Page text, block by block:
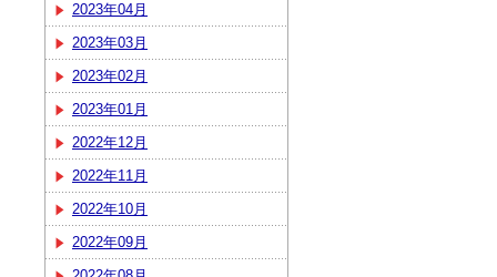
2023年04月
2023年03月
2023年02月
2023年01月
2022年12月
2022年11月
2022年10月
2022年09月